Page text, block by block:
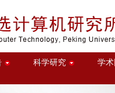
科学研究 学